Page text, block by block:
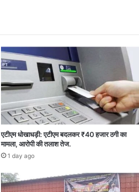
एटीएम धोखाधड़ी: एटीएम बदलकर ₹40 हजार ठगी का
मामला, आरोपी की तलाश तेज.
1 day ago